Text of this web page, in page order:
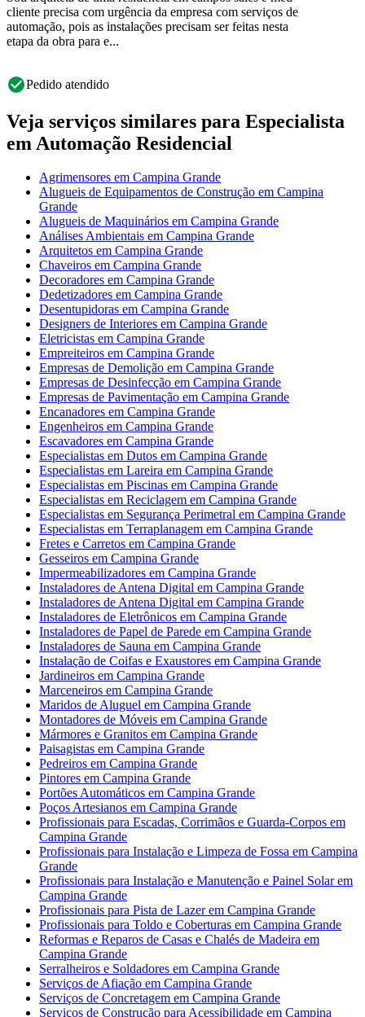
cliente precisa com urgência da empresa com serviços de
automação, pois as instalações precisam ser feitas nesta
etapa da obra para e...
Pedido atendido
Veja serviços similares para Especialista
em Automação Residencial
Agrimensores em Campina Grande
Alugueis de Equipamentos de Construção em Campina
Grande
Alugueis de Maquinários em Campina Grande
Análises Ambientais em Campina Grande
Arquitetos em Campina Grande
Chaveiros em Campina Grande
Decoradores em Campina Grande
Dedetizadores em Campina Grande
Desentupidoras em Campina Grande
Designers de Interiores em Campina Grande
Eletricistas em Campina Grande
Empreiteiros em Campina Grande
Empresas de Demolição em Campina Grande
Empresas de Desinfecção em Campina Grande
Empresas de Pavimentação em Campina Grande
Encanadores em Campina Grande
Engenheiros em Campina Grande
Escavadores em Campina Grande
Especialistas em Dutos em Campina Grande
Especialistas em Lareira em Campina Grande
Especialistas em Piscinas em Campina Grande
Especialistas em Reciclagem em Campina Grande
Especialistas em Segurança Perimetral em Campina Grande
Especialistas em Terraplanagem em Campina Grande
Fretes e Carretos em Campina Grande
Gesseiros em Campina Grande
Impermeabilizadores em Campina Grande
Instaladores de Antena Digital em Campina Grande
Instaladores de Antena Digital em Campina Grande
Instaladores de Eletrônicos em Campina Grande
Instaladores de Papel de Parede em Campina Grande
Instaladores de Sauna em Campina Grande
Instalação de Coifas e Exaustores em Campina Grande
Jardineiros em Campina Grande
Marceneiros em Campina Grande
Maridos de Aluguel em Campina Grande
Montadores de Móveis em Campina Grande
Mármores e Granitos em Campina Grande
Paisagistas em Campina Grande
Pedreiros em Campina Grande
Pintores em Campina Grande
Portões Automáticos em Campina Grande
Poços Artesianos em Campina Grande
Profissionais para Escadas, Corrimãos e Guarda-Corpos em
Campina Grande
Profissionais para Instalação e Limpeza de Fossa em Campina
Grande
Profissionais para Instalação e Manutenção e Painel Solar em
Campina Grande
Profissionais para Pista de Lazer em Campina Grande
Profissionais para Toldo e Coberturas em Campina Grande
Reformas e Reparos de Casas e Chalés de Madeira em
Campina Grande
Serralheiros e Soldadores em Campina Grande
Serviços de Afiação em Campina Grande
Serviços de Concretagem em Campina Grande
Serviços de Construção para Acessibilidade em Campina